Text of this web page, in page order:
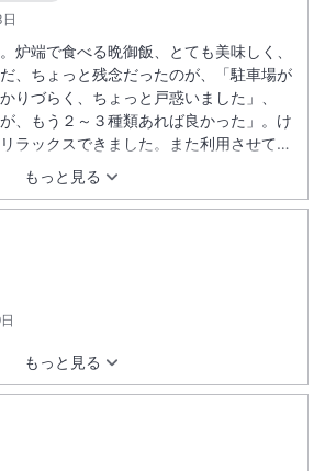
もっと見る
炉端で食べる晩御飯、とても美味しく、
、ちょっと残念だったのが、「駐車場が
りづらく、ちょっと戸惑いました」、
、もう２～３種類あれば良かった」。け
ラックスできました。また利用させてい
もっと見る